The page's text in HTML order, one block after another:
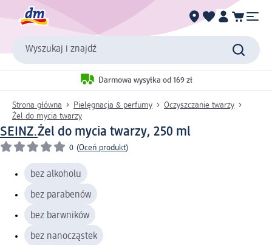
Wyszukaj i znajdź
Darmowa wysyłka od 169 zł
Strona główna Pielęgnacja & perfumy
Oczyszczanie twarzy
Żel do mycia twarzy
SEINZ.Żel do mycia twarzy, 250 ml
0 (Oceń produkt)
bez alkoholu
bez parabenów
bez barwników
bez nanocząstek